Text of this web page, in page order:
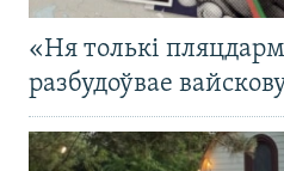
«Ня толькі
разбудоўвае